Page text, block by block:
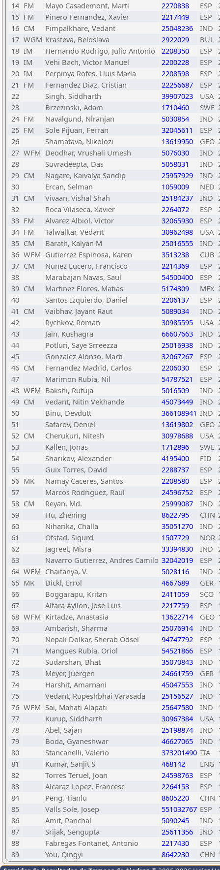
14 FM Mayo Casademont, Marti 2270838 ESP
15 FM Pinero Fernandez, Xavier 2217449 ESP
16 CM Pimpalkhare, Vedant 25048236 IND
17 WGM Krasteva, Beloslava 2922029 BUL
18 IM Hernando Rodrigo, Julio Antonio 2208350 ESP
19 IM Vehi Bach, Victor Manuel 2200228 ESP
20 IM Perpinya Rofes, Lluis Maria 2208598 ESP
21 FM Fernandez Diaz, Cristian 22256687 ESP
22
Singh, Siddharth 39907023 USA
23
Brzezinski, Adam 1710460 SWE
24 FM Navalgund, Niranjan 5030854 IND
25 FM Sole Pijuan, Ferran 32045611 ESP
26
Shamatava, Nikolozi 13619950 GEO
27 WFM Deodhar, Vrushali Umesh 5076030 IND
28
Suvradeepta, Das 5058031 IND
29 CM Nagare, Kaivalya Sandip 25957929 IND
30
Ercan, Selman 1059009 NED
31 CM Vivaan, Vishal Shah 25184237 IND
32
Roca Vilaseca, Xavier 2264072 ESP
33 FM Alvarez Albiol, Victor 32065930 ESP
34 FM Talwalkar, Vedant 30962498 USA
35 CM Barath, Kalyan M 25016555 IND
36 WFM Gutierrez Espinosa, Karen 3513238 CUB
37 CM Nunez Lucero, Francisco 2214369 ESP
38
Marabajan Navas, Saul 54500400 ESP
39 CM Martinez Flores, Matias 5174309 MEX
40
Santos Izquierdo, Daniel 2206137 ESP
41 CM Vaibhav, Jayant Raut 5089034 IND
42
Rychkov, Roman 30985595 USA
43
Jain, Kushagra 66607663 IND
44
Potluri, Saye Srreezza 25016938 IND
45
Gonzalez Alonso, Marti 32067267 ESP
46 CM Fernandez Madrid, Carlos 2206030 ESP
47
Marimon Rubia, Nil 54787521 ESP
48 WFM Bakshi, Rutuja 5016509 IND
49 CM Vedant, Nitin Vekhande 45073449 IND
50
Binu, Devdutt 366108941 IND
51
Safarov, Deniel 13619802 GEO
52 CM Cherukuri, Nitesh 30978688 USA
53
Kallen, Jonas 1712896 SWE
54
Sharikov, Alexander 4195400 FID
55
Guix Torres, David 2288737 ESP
56 MK Namay Caceres, Santos 2208580 ESP
57
Marcos Rodriguez, Raul 24596752 ESP
58 CM Reyan, Md. 25999087 IND
59
Hu, Zhening 8622795 CHN
60
Niharika, Challa 35051270 IND
61
Ofstad, Sigurd 1507729 NOR
62
Jagreet, Misra 33394830 IND
63
Navarro Gutierrez, Andres Camilo 32042019 ESP
64 WFM Chaitanya, V. 5028116 IND
65 MK Dickl, Errol 4667689 GER
66
Boggarapu, Kritan 2411059 SCO
67
Alfara Ayllon, Jose Luis 2217759 ESP
68 WFM Kirtadze, Anastasia 13622714 GEO
69
Ambarish, Sharma 25076914 IND
70
Nepali Dolkar, Sherab Odsel 94747792 ESP
71
Mangues Rubia, Oriol 54521866 ESP
72
Sudarshan, Bhat 35070843 IND
73
Meyer, Juergen 24661759 GER
74
Harshit, Amarnani 45047553 IND
75
Vedant, Rupeshbhai Varasada 25156527 IND
76 WFM Sai, Mahati Alapati 25647580 IND
77
Kurup, Siddharth 30967384 USA
78
Abel, Sajan 25198874 IND
79
Boda, Gyaneshwar 46627065 IND
80
Stancanelli, Valerio 373201490 ITA
81
Kumar, Sanjit S 468142 ENG
82
Torres Teruel, Joan 24598763 ESP
83
Alcaraz Lopez, Francesc 2264153 ESP
84
Peng, Tianlu 8605220 CHN
85
Valls Sole, Josep 551032767 ESP
86
Amit, Panchal 5090245 IND
87
Srijak, Sengupta 25611356 IND
88
Fabregas Fontanet, Antonio 2217430 ESP
89
You, Qingyi 8642230 CHN